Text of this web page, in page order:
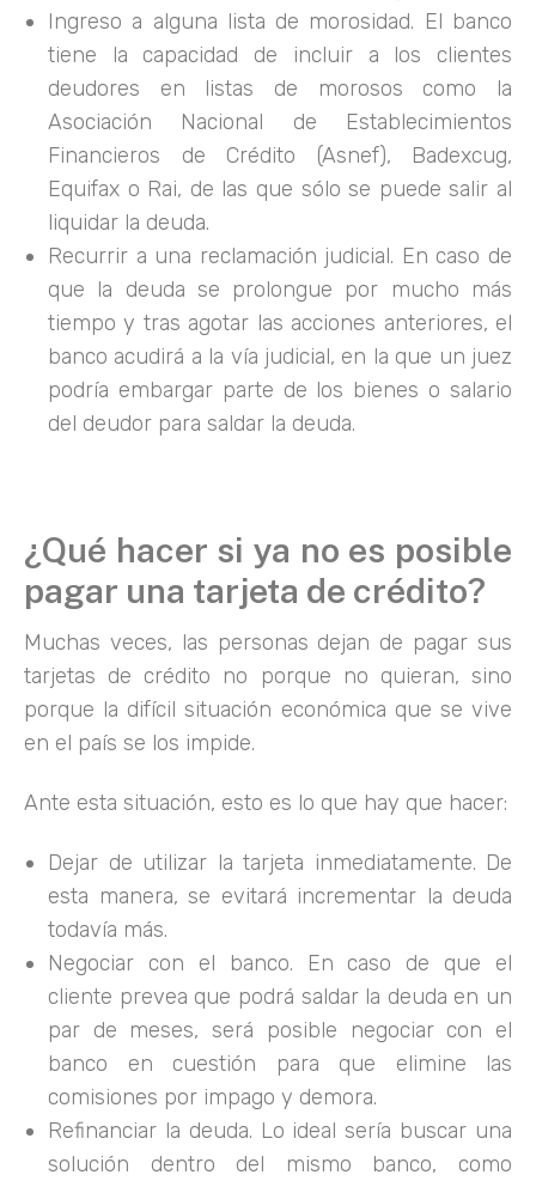
Ingreso a alguna lista de morosidad. El banco
tiene la capacidad de incluir a los clientes
deudores en listas de morosos como la
Asociación Nacional de Establecimientos
Financieros de Crédito (Asnef), Badexcug,
Equifax o Rai, de las que sólo se puede salir al
liquidar la deuda.
Recurrir a una reclamación judicial. En caso de
que la deuda se prolongue por mucho más
tiempo y tras agotar las acciones anteriores, el
banco acudirá a la vía judicial, en la que un juez
podría embargar parte de los bienes o salario
del deudor para saldar la deuda.
¿Qué hacer si ya no es posible
pagar una tarjeta de crédito?
Muchas veces, las personas dejan de pagar sus
tarjetas de crédito no porque no quieran, sino
porque la difícil situación económica que se vive
en el país se los impide.
Ante esta situación, esto es lo que hay que hacer:
Dejar de utilizar la tarjeta inmediatamente. De
esta manera, se evitará incrementar la deuda
todavía más.
Negociar con el banco. En caso de que el
cliente prevea que podrá saldar la deuda en un
par de meses, será posible negociar con el
banco en cuestión para que elimine las
comisiones por impago y demora.
Refinanciar la deuda. Lo ideal sería buscar una
solución dentro del mismo banco, como